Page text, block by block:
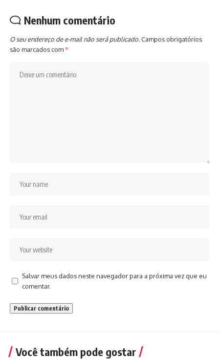
Nenhum comentário
O seu endereço de e-mail não será publicado. Campos obrigatórios
são marcados com*
Salvar meus dados neste navegador para a próxima vez que eu
comentar.
Você também pode gostar